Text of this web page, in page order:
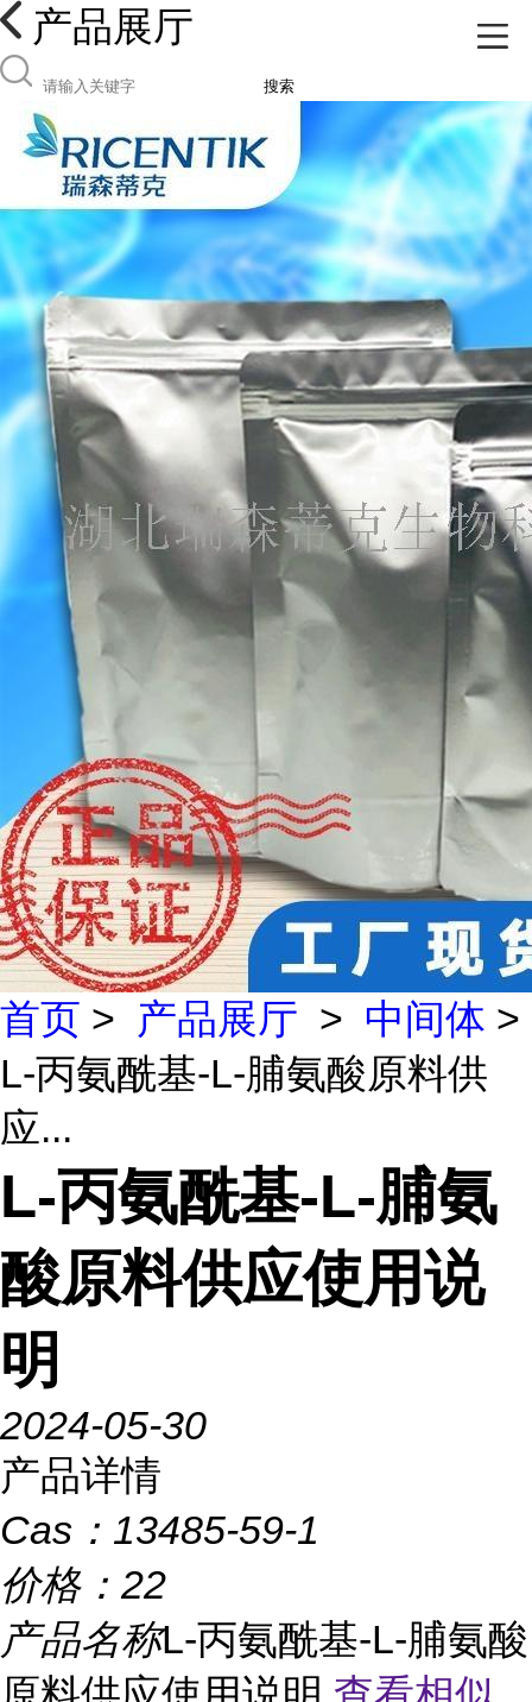
产品展厅
搜索
首页 > 产品展厅 > 中间体 >
L-丙氨酰基-L-脯氨酸原料供
应...
L-丙氨酰基-L-脯氨
酸原料供应使用说
明
2024-05-30
产品详情
Cas： 13485-59-1
价格： 22
产品名称L-丙氨酰基-L-脯氨酸